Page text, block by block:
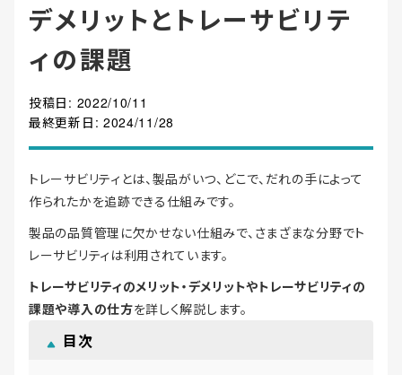
お役立ち情報
デメリットとトレーサビリテ
ィの課題
投稿日: 2022/10/11
最終更新日: 2024/11/28
トレーサビリティとは、製品がいつ、どこで、だれの手によって
作られたかを追跡できる仕組みです。
製品の品質管理に欠かせない仕組みで、さまざまな分野でト
レーサビリティは利用されています。
トレーサビリティのメリット・デメリットやトレーサビリティの
課題や導入の仕方を詳しく解説します。
目次